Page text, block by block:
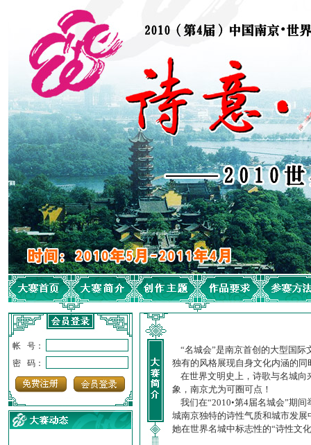
帐 号：
密 码：
“名城会”是南京首创的大型国际
独有的风格展现自身文化内涵的
在世界文明史上，诗歌与名城向
象，南京尤为可圈可点！
我们在“2010•第4届名城会”期
城南京独特的诗性气质和城市发
她在世界名城中标志性的“诗性文